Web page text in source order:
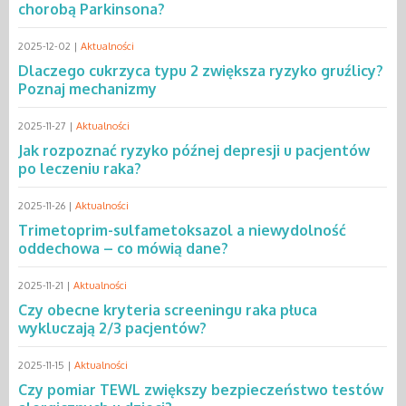
chorobą Parkinsona?
2025-12-02 | Aktualności
Dlaczego cukrzyca typu 2 zwiększa ryzyko gruźlicy?
Poznaj mechanizmy
2025-11-27 | Aktualności
Jak rozpoznać ryzyko późnej depresji u pacjentów
po leczeniu raka?
2025-11-26 | Aktualności
Trimetoprim-sulfametoksazol a niewydolność
oddechowa – co mówią dane?
2025-11-21 | Aktualności
Czy obecne kryteria screeningu raka płuca
wykluczają 2/3 pacjentów?
2025-11-15 | Aktualności
Czy pomiar TEWL zwiększy bezpieczeństwo testów